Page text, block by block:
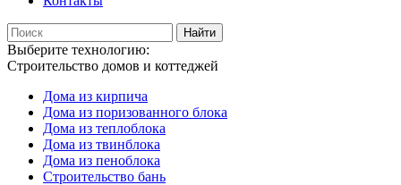
Выберите технологию:
Строительство домов и коттеджей
Дома из кирпича
Дома из поризованного блока
Дома из теплоблока
Дома из твинблока
Дома из пеноблока
Строительство бань